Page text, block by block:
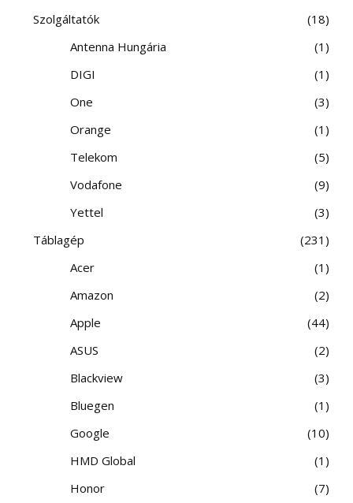
Szolgáltatók
18
Antenna Hungária
1
DIGI
1
One
3
Orange
1
Telekom
5
Vodafone
9
Yettel
3
Táblagép
231
Acer
1
Amazon
2
Apple
44
ASUS
2
Blackview
3
Bluegen
1
Google
10
HMD Global
1
Honor
7